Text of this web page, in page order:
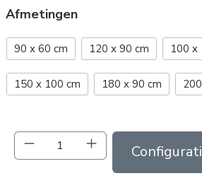
Afmetingen
90 x 60 cm 120 x 90 cm 100 x
150 x 100 cm 180 x 90 cm
Producthoeveelheid:In de